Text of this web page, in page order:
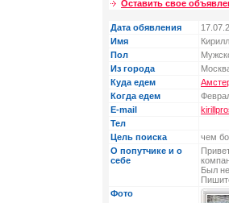
Оставить свое
Дата обявления
Имя
Кирилл
Пол
Из города
Куда едем
Когда едем
E-mail
Тел
Цель поиска
чем
О попутчике и о
себе
Был
Фото